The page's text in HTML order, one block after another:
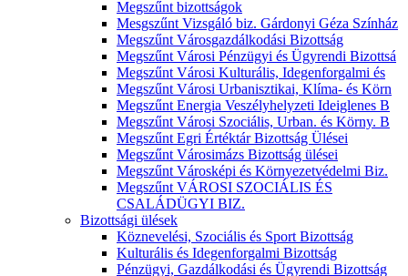
Megszűnt bizottságok
Mesgszűnt Vizsgáló biz. Gárdonyi Géza Színház
Megszűnt Városgazdálkodási Bizottság
Megszűnt Városi Pénzügyi és Ügyrendi Bizottsá
Megszűnt Városi Kulturális, Idegenforgalmi és
Megszűnt Városi Urbanisztikai, Klíma- és Körn
Megszűnt Energia Veszélyhelyzeti Ideiglenes B
Megszűnt Városi Szociális, Urban. és Körny. B
Megszűnt Egri Értéktár Bizottság Ülései
Megszűnt Városimázs Bizottság ülései
Megszűnt Városképi és Környezetvédelmi Biz.
Megszűnt VÁROSI SZOCIÁLIS ÉS
CSALÁDÜGYI BIZ.
Bizottsági ülések
Köznevelési, Szociális és Sport Bizottság
Kulturális és Idegenforgalmi Bizottság
Pénzügyi, Gazdálkodási és Ügyrendi Bizottság